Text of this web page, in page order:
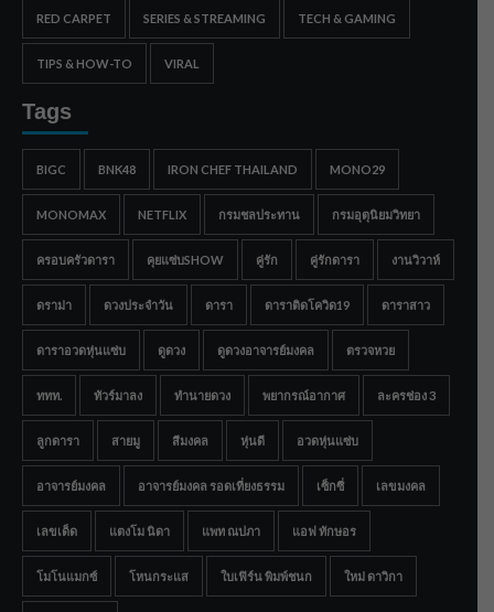
RED CARPET SERIES & STREAMING TECH & GAMING
TIPS & HOW-TO VIRAL
Tags
BIGC BNK48 IRON CHEF THAILAND MONO29
MONOMAX NETFLIX กรมชลประทาน กรมอุตุนิยมวิทยา
ครอบครัวดารา คุยแซ่บSHOW คู่รัก คู่รักดารา งานวิวาห์
ดราม่า ดวงประจำวัน ดารา ดาราติดโควิด19 ดาราสาว
ดาราอวดหุ่นแซ่บ ดูดวง ดูดวงอาจารย์มงคล ตรวจหวย
ททท. ทัวร์มาลง ทำนายดวง พยากรณ์อากาศ ละครช่อง 3
ลูกดารา สายมู สีมงคล หุ่นดี อวดหุ่นแซ่บ
อาจารย์มงคล อาจารย์มงคล รอดเที่ยงธรรม เซ็กซี่ เลขมงคล
เลขเด็ด แตงโม นิดา แพท ณปภา แอฟ ทักษอร
โมโนแมกซ์ โหนกระแส ใบเฟิร์น พิมพ์ชนก ใหม่ ดาวิกา